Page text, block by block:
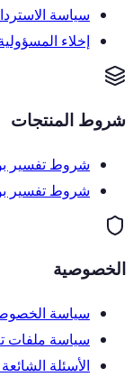
سياسة
إخلاء
شروط المنتجات
شروط تفسير
شروط تفسير
الخصوصية
سياسة
سياسة ملفات
الأسئلة